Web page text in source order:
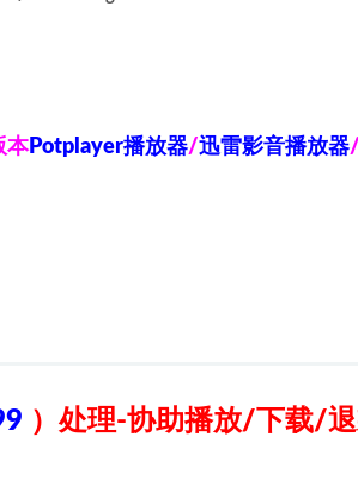
本Potplayer播放器/迅雷影音播放器/
） 处理-协助播放/下载/退